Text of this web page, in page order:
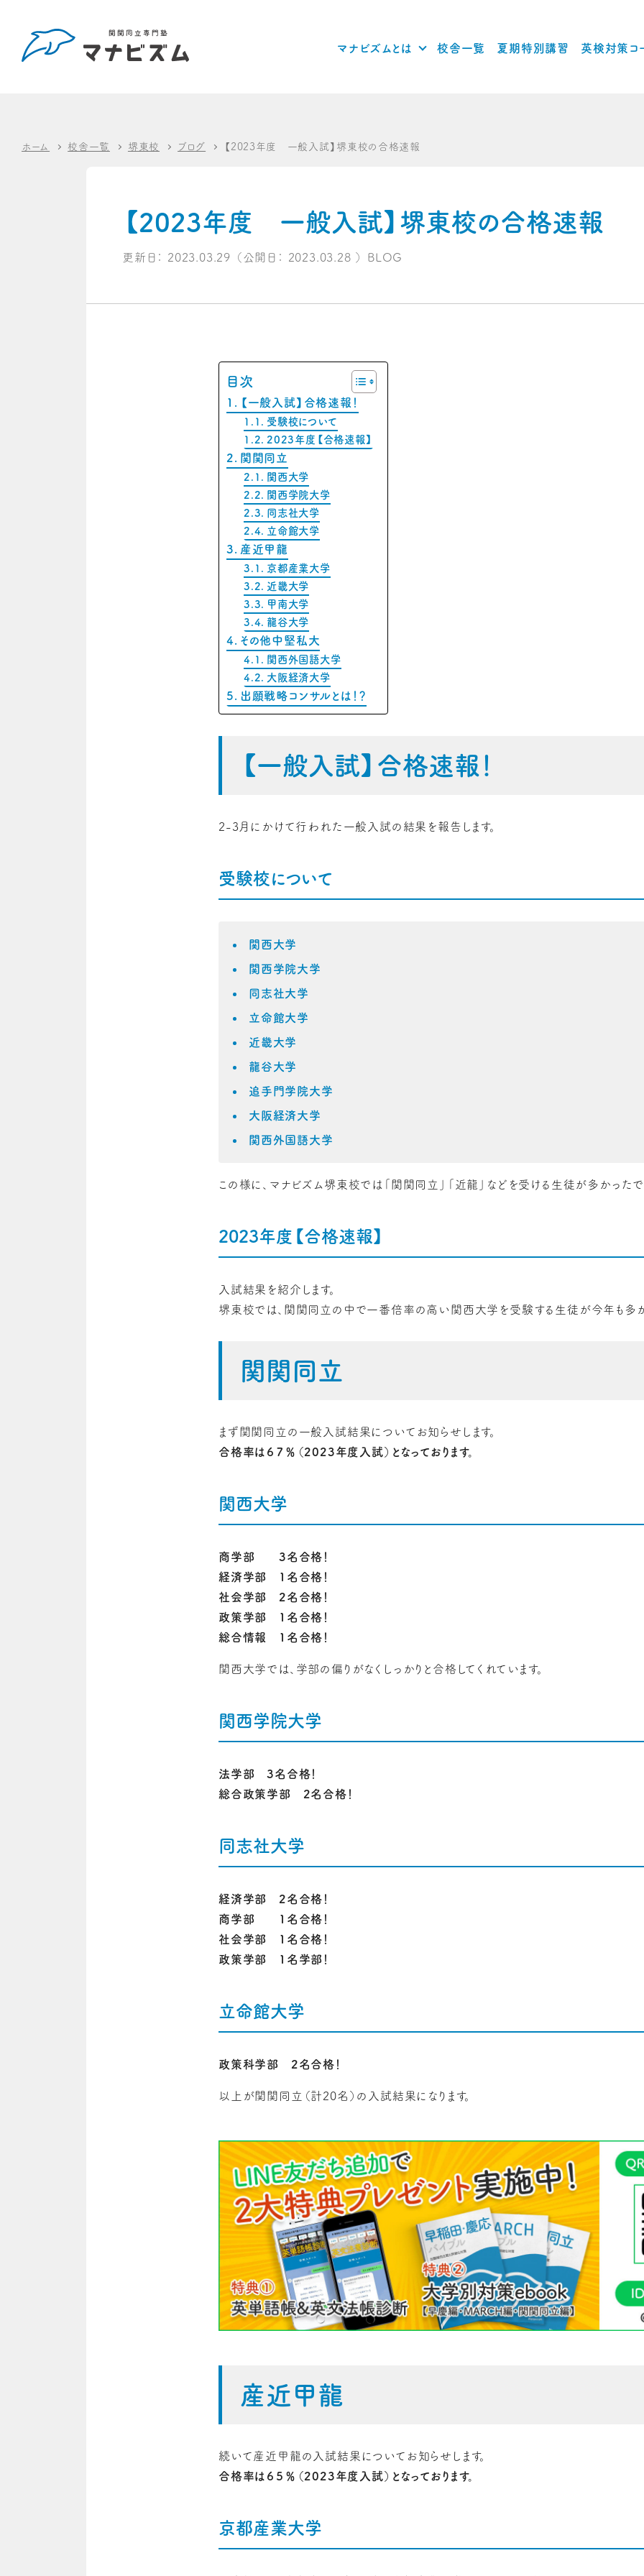
マナビズムとは 校舎一覧 夏期特別講習 英検対策コ
ホーム 校舎一覧 堺東校 ブログ 【2023年度 一般入試】堺東校の合格速報
【2023年度 一般入試】堺東校の合格速報
更新日： 2023.03.29 （公開日： 2023.03.28 ） BLOG
目次
【一般入試】合格速報！
受験校について
2023年度【合格速報】
関関同立
関西大学
関西学院大学
同志社大学
立命館大学
産近甲龍
京都産業大学
近畿大学
甲南大学
龍谷大学
その他中堅私大
関西外国語大学
大阪経済大学
出願戦略コンサルとは！？
【一般入試】合格速報！
2-3月にかけて行われた一般入試の結果を報告します。
受験校について
関西大学
関西学院大学
同志社大学
立命館大学
近畿大学
龍谷大学
追手門学院大学
大阪経済大学
関西外国語大学
この様に、マナビズム堺東校では「関関同立」「近龍」などを受ける生徒が多かったで
2023年度【合格速報】
入試結果を紹介します。
堺東校では、関関同立の中で一番倍率の高い関西大学を受験する生徒が今年も多か
関関同立
まず関関同立の一般入試結果についてお知らせします。
合格率は６７％（2023年度入試）となっております。
関西大学
商学部 3名合格！
経済学部 1名合格！
社会学部 2名合格！
政策学部 1名合格！
総合情報 1名合格！
関西大学では、学部の偏りがなくしっかりと合格してくれています。
関西学院大学
法学部 3名合格！
総合政策学部 2名合格！
同志社大学
経済学部 2名合格！
商学部 1名合格！
社会学部 1名合格！
政策学部 1名学部！
立命館大学
政策科学部 2名合格！
以上が関関同立（計20名）の入試結果になります。
産近甲龍
続いて産近甲龍の入試結果についてお知らせします。
合格率は６５％（2023年度入試）となっております。
京都産業大学